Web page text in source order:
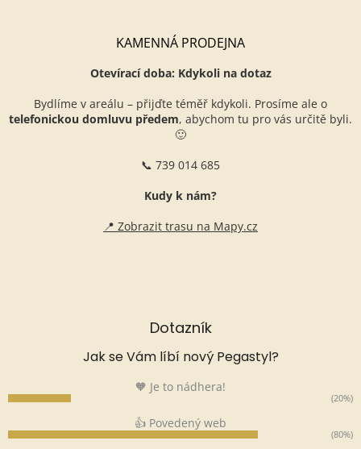
KAMENNÁ PRODEJNA
Otevírací doba: Kdykoli na dotaz
Bydlíme v areálu – přijďte téměř kdykoli. Prosíme ale o
telefonickou domluvu předem, abychom tu pro vás určitě byli.
🙂
📞 739 014 685
Kudy k nám?
📍 Zobrazit trasu na Mapy.cz
Dotazník
Jak se Vám líbí nový Pegastyl?
🧡 Je to nádhera!
(20%)
👍 Povedený web
(80%)